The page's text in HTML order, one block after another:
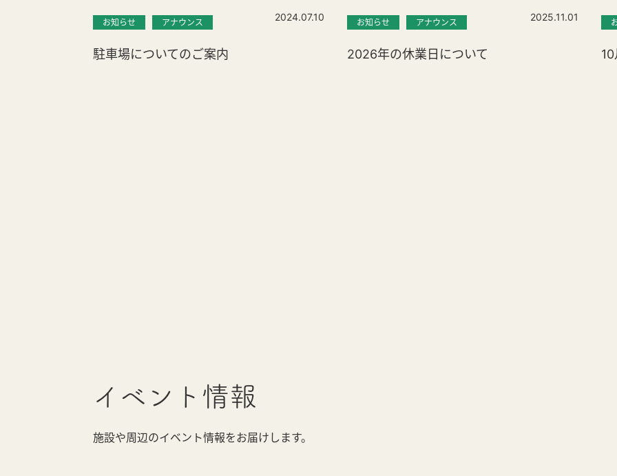
お知らせ アナウンス 2024.07.10
駐車場についてのご案内
お知らせ アナウンス 2025.11.01
2026年の休業日について
イベント情報
施設や周辺のイベント情報をお届けします。